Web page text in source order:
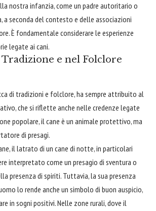
nostra infanzia, come un padre autoritario o
a seconda del contesto e delle associazioni
È fondamentale considerare le esperienze
legate ai cani.
e nel Folclore
di tradizioni e folclore, ha sempre attribuito al
che si riflette anche nelle credenze legate
popolare, il cane è un animale protettivo, ma
di presagi.
il latrato di un cane di notte, in particolari
interpretato come un presagio di sventura o
presenza di spiriti. Tuttavia, la sua presenza
lo rende anche un simbolo di buon auspicio,
in sogni positivi. Nelle zone rurali, dove il